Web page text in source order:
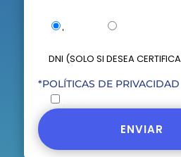
*POLÍTICAS DE PRIVACIDAD